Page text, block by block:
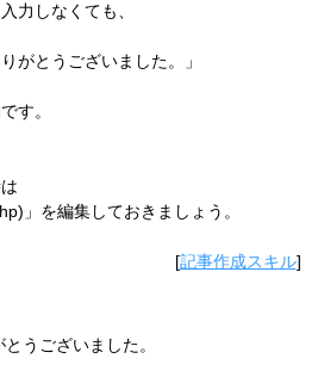
力しなくても、
がとうございました。」
す。
」を編集しておきましょう。
[記事作成スキル]
うございました。